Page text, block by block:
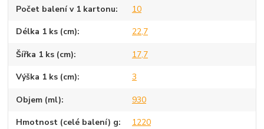
Počet balení v 1 kartonu 10
Délka 1 ks (cm) 22,7
Šířka 1 ks (cm) 17,7
Výška 1 ks (cm) 3
Objem (ml) 930
Hmotnost (celé balení) g 1220